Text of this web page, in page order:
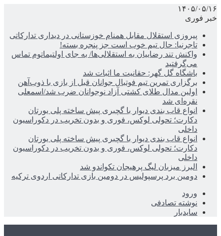
۱۴۰۵/۰۵/۱۶
خبر فوری
پیروزی استقلال مقابل همنام خوزستانی در دیداری تدارکاتی
تاجرنیا: حال تیم خوب است جز پنجره بسته!
واکنش تند رضاییان به استقلالی‌ها/ به جای اولتیماتوم تماس
می‌گرفتید
باشگاه گل گهر: حقانیت ما اثبات شد
برگزاری تمرین تیم فوتبال جوانان قبل از بازی با ذوب‌آهن
اولین مدال طلای کشتی آزاد نوجوانان ضرب شد/اسمعلی
نقره‌ای شد
انواع قاب بندی دیوار با گچبری پیش ساخته پلی یورتان
دکارت؛ تحولی لوکس، فوری و بدون تخریب در دکوراسیون
داخلی
انواع قاب بندی دیوار با گچبری پیش ساخته پلی یورتان
دکارت؛ تحولی لوکس، فوری و بدون تخریب در دکوراسیون
داخلی
البرز میزبان لیگ پرهیجان تکواندو شد
دومین برد پرسپولیس در دومین بازی تدارکاتی اردوی ترکیه
ورود
نوشته تصادفی
سایدبار